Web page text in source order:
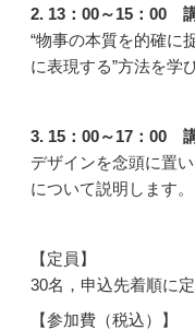
2. 13：00～15：00
“物事の本質を的確に
に表現する”方法を学
3. 15：00～17：00
デザインを念頭に置
について説明します。
【定員】
30名，申込先着順に
【参加費（税込）】